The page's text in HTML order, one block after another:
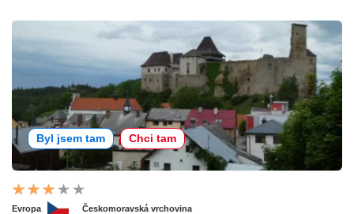
Byl jsem tam Chci tam
Evropa Českomoravská vrchovina